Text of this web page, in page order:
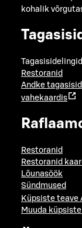
kohalik
Restoranid
Andke
vahekaardis
Restoranid
Restoranid
Lõunasöök
Sündmused
Küpsiste teave
Muuda